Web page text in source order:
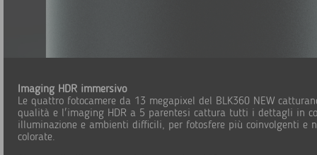
Imaging HDR immersivo
Le quattro fotocamere da 13 megapixel del BLK360 NEW
qualità e l'imaging HDR a 5 parentesi cattura tutti i dettagli in
illuminazione e ambienti difficili, per fotosfere più coinvolgenti e
colorate.